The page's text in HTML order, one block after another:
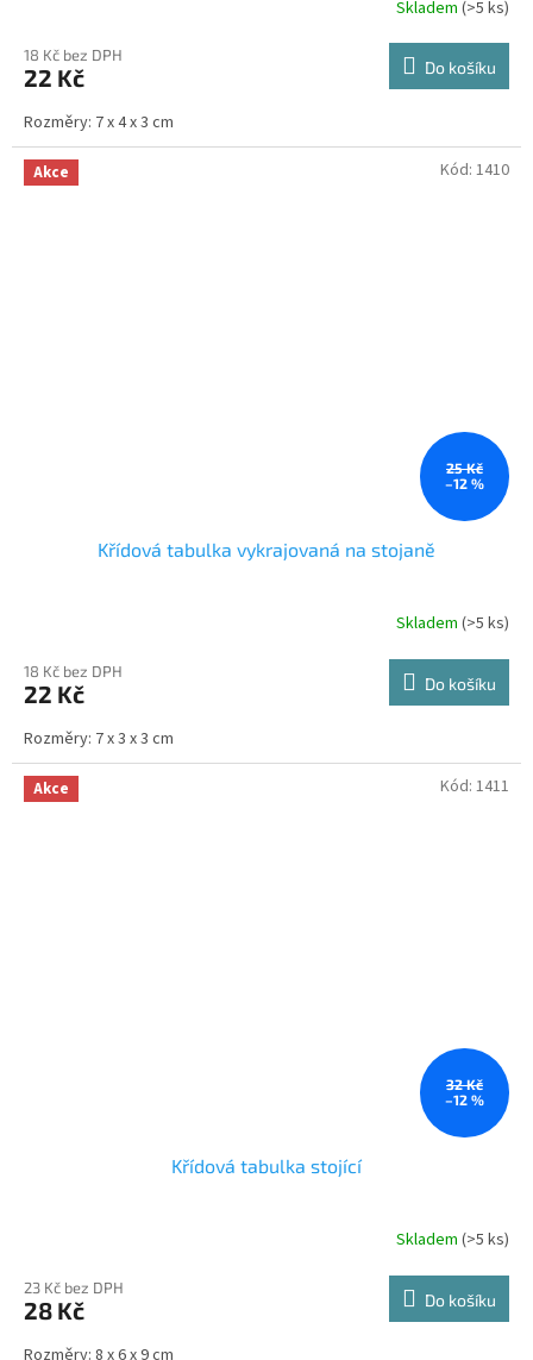
produktu
je
z
5
hvězdiček.
Skladem(>5 ks)
18 Kč bez DPH
22 Kč Do košíku
Rozměry: 7 x 4 x 3 cm
Akce
25 Kč
–12 %
Křídová tabulka vykrajovaná na stojaně
produktu
je
z
5
hvězdiček.
Skladem(>5 ks)
18 Kč bez DPH
22 Kč Do košíku
Rozměry: 7 x 3 x 3 cm
Kód: 1410
Akce
32 Kč
–12 %
Křídová tabulka stojící
produktu
je
Skladem(>5 ks)
23 Kč bez DPH
28 Kč Do košíku
Rozměry: 8 x 6 x 9 cm
Kód: 1411